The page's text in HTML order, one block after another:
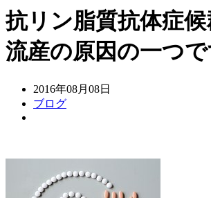
抗リン脂質抗体症
流産の原因の一つで
2016年08月08日
ブログ